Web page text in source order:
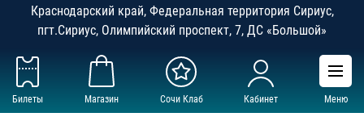
Билеты Магазин Сочи Клаб Кабинет Меню
Краснодарский край, Федеральная территория Сириус,
пгт.Сириус, Олимпийский проспект, 7, ДС «Большой»